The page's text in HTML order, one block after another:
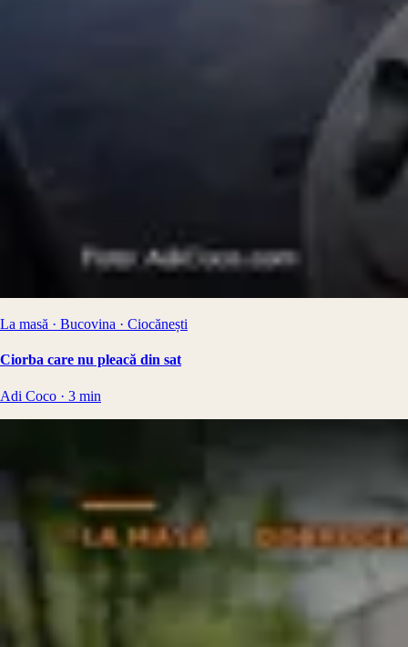
La masă · Bucovina · Ciocănești
Ciorba care nu pleacă din sat
Adi Coco · 3 min